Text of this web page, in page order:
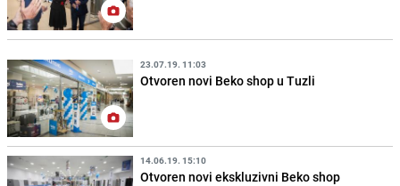
23.07.19. 11:03
Otvoren novi Beko shop u Tuzli
14.06.19. 15:10
Otvoren novi ekskluzivni Beko shop